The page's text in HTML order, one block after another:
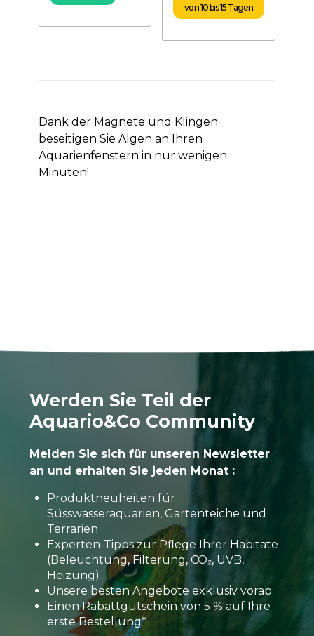
von 10 bis 15 Tagen
Dank der Magnete und Klingen
beseitigen Sie Algen an Ihren
Aquarienfenstern in nur wenigen
Minuten!
Werden Sie Teil der
Aquario&Co Community
Melden Sie sich für unseren Newsletter
an und erhalten Sie jeden Monat :
Produktneuheiten für
Süsswasseraquarien, Gartenteiche und
Terrarien
Experten-Tipps zur Pflege Ihrer Habitate
(Beleuchtung, Filterung, CO₂, UVB,
Heizung)
Unsere besten Angebote exklusiv vorab
Einen Rabattgutschein von 5 % auf Ihre
erste Bestellung*